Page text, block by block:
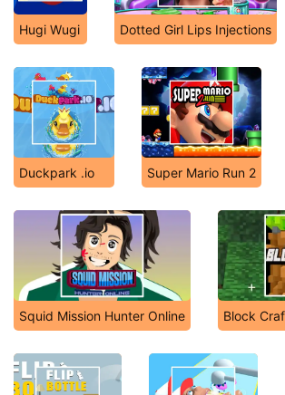
Hugi Wugi Dotted Girl Lips Injections
Duckpark .io Super Mario Run 2
Squid Mission Hunter Online Block